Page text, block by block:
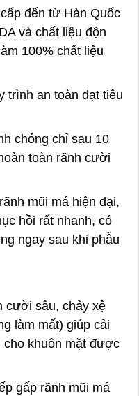
đến từ Hàn Quốc
và chất liệu độn
100% chất liệu
trình an toàn đạt tiêu
chóng chỉ sau 10
toàn rãnh cười
mũi má hiện đại,
hồi rất nhanh, có
ngay sau khi phẫu
cười sâu, chảy xệ
làm mất) giúp cải
cho khuôn mặt được
gấp rãnh mũi má